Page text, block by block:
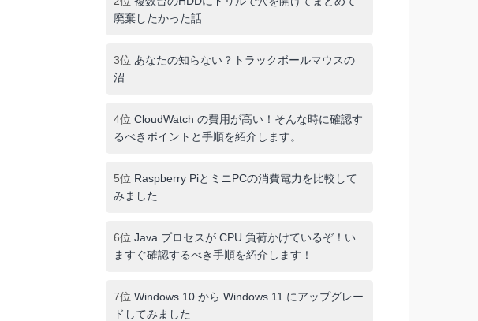
廃棄したかった話
3位 あなたの知らない？トラックボールマウスの
沼
4位 CloudWatch の費用が高い！そんな時に確認す
るべきポイントと手順を紹介します。
5位 Raspberry PiとミニPCの消費電力を比較して
みました
6位 Java プロセスが CPU 負荷かけているぞ！い
ますぐ確認するべき手順を紹介します！
7位 Windows 10 から Windows 11 にアップグレー
ドしてみました